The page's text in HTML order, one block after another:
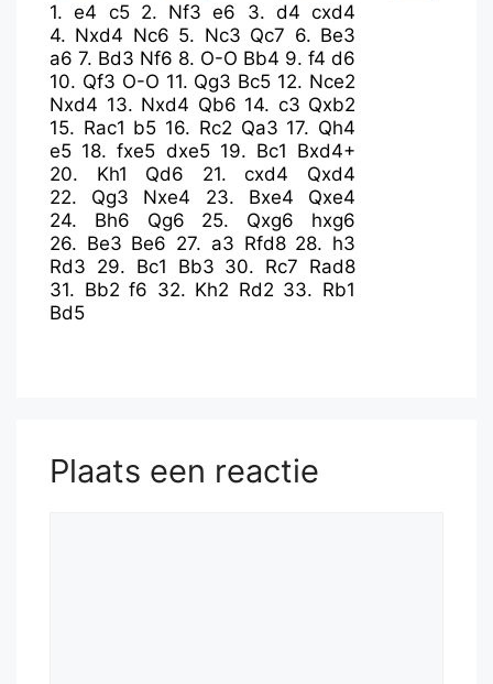
1.e4 c5 2. Nf3 e6 3. d4 cxd4
4. Nxd4 Nc6 5. Nc3 Qc7 6. Be3
a6 7. Bd3 Nf6 8. O-O Bb4 9. f4 d6
10. Qf3 O-O 11. Qg3 Bc5 12. Nce2
Nxd4 13. Nxd4 Qb6 14. c3 Qxb2
15. Rac1 b5 16. Rc2 Qa3 17. Qh4
e5 18.fxe5 dxe5 19. Bc1 Bxd4+
20. Kh1 Qd6 21.cxd4
Qxd4
22. Qg3 Nxe4 23. Bxe4
Qxe4
24. Bh6 Qg6 25. Qxg6
hxg6
26. Be3 Be6 27. a3 Rfd8 28. h3
Rd3 29. Bc1 Bb3 30. Rc7 Rad8
31. Bb2 f6 32. Kh2 Rd2 33. Rb1
Bd5
Plaats een reactie